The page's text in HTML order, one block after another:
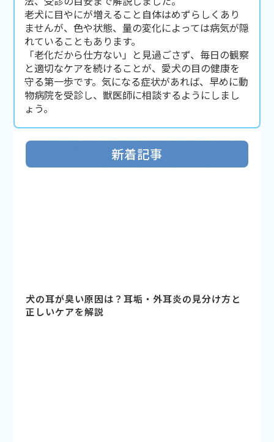
老犬に目やにが増えること自体はめずらしくあり
ませんが、色や状態、量の変化によっては病気が隠
れていることもあります。
「老化だから仕方ない」と見過ごさず、毎日の観察
と適切なケアを続けることが、愛犬の目の健康を
守る第一歩です。気になる症状があれば、早めに動
物病院を受診し、獣医師に相談するようにしまし
ょう。
新着記事
犬の耳が臭い原因は？耳垢・外耳炎の見分け方と
正しいケアを解説